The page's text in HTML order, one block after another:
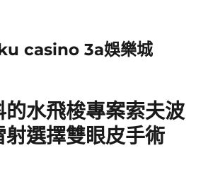
casino 3a娛樂城
的水飛梭專案索夫波
射選擇雙眼皮手術